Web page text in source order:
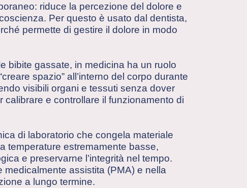
riduce la percezione del dolore e
Per questo è usato dal dentista,
permette di gestire il dolore in modo
bibite gassate, in medicina ha un ruolo
spazio” all’interno del corpo durante
visibili organi e tessuti senza dover
e controllare il funzionamento di
di laboratorio che congela materiale
temperature estremamente basse,
e preservarne l’integrità nel tempo.
assistita (PMA) e nella
a lungo termine.